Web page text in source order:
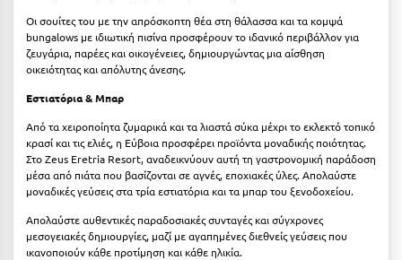
Οι σουίτες του με την απρόσκοπτη θέα στη θάλασσα και τα κομψά
bungalows με ιδιωτική πισίνα προσφέρουν το ιδανικό περιβάλλον για
ζευγάρια, παρέες και οικογένειες, δημιουργώντας μια αίσθηση
οικειότητας και απόλυτης άνεσης.
Εστιατόρια & Μπαρ
Από τα χειροποίητα ζυμαρικά και τα λιαστά σύκα μέχρι το εκλεκτό τοπικό
κρασί και τις ελιές, η Εύβοια προσφέρει προϊόντα μοναδικής ποιότητας.
Στο Zeus Eretria Resort, αναδεικνύουν αυτή τη γαστρονομική παράδοση
μέσα από πιάτα που βασίζονται σε αγνές, εποχιακές ύλες. Απολαύστε
μοναδικές γεύσεις στα τρία εστιατόρια και τα μπαρ του ξενοδοχείου.
Απολαύστε αυθεντικές παραδοσιακές συνταγές και σύγχρονες
μεσογειακές δημιουργίες, μαζί με αγαπημένες διεθνείς γεύσεις που
ικανοποιούν κάθε προτίμηση και κάθε ηλικία.